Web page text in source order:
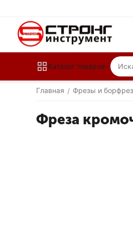
Каталог товаров
Главная / Фрезы и
Фреза